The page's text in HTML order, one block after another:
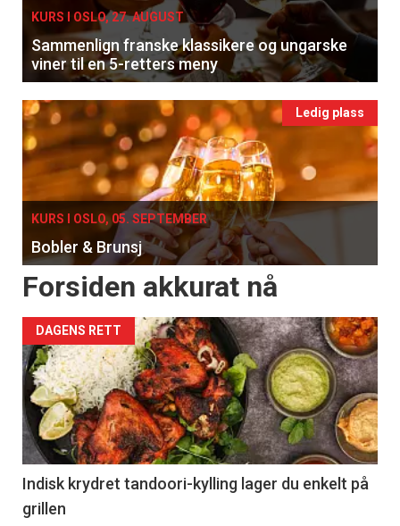
KURS I OSLO, 27. AUGUST
Sammenlign franske klassikere og ungarske
viner til en 5-retters meny
Ledig plass
KURS I OSLO, 05. SEPTEMBER
Bobler & Brunsj
Forsiden akkurat nå
DAGENS RETT
Indisk krydret tandoori-kylling lager du enkelt på
grillen